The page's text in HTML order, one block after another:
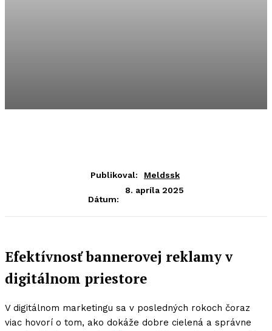
Publikoval: Meldssk
Dátum:
8. apríla 2025
Efektívnosť bannerovej reklamy v
digitálnom priestore
V digitálnom marketingu sa v posledných rokoch čoraz
viac hovorí o tom, ako dokáže dobre cielená a správne